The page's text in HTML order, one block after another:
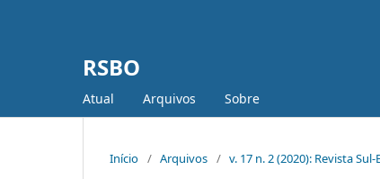
RSBO
Atual Arquivos Sobre
Início / Arquivos / v. 17 n. 2 (2020): Revista